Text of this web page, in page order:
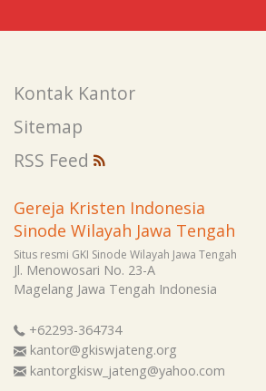
Kontak Kantor
Sitemap
RSS Feed
Gereja Kristen Indonesia
Sinode Wilayah Jawa Tengah
Situs resmi GKI Sinode Wilayah Jawa Tengah
Jl. Menowosari No. 23-A
Magelang Jawa Tengah Indonesia
+62293-364734
kantor@gkiswjateng.org
kantorgkisw_jateng@yahoo.com